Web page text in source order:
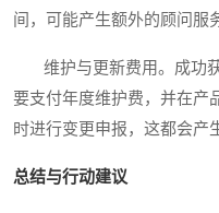
间，可能产生额外的顾问服
维护与更新费用。成功获
要支付年度维护费，并在产
时进行变更申报，这都会产
总结与行动建议